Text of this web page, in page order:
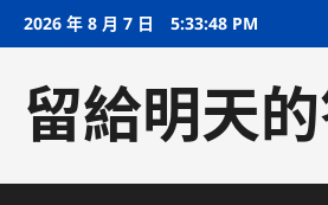
Skip2026 年 8 月 7 日 5:33:49 PM
留給明天